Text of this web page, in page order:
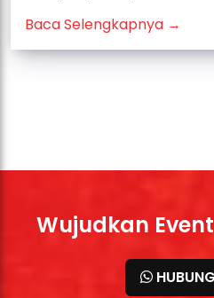
Baca Selengkapnya →
Wujudkan